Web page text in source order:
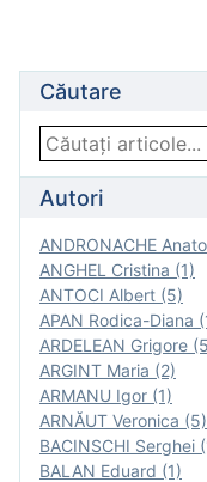
Căutare
Autori
ANDRONACHE
ANGHEL Cristina (1)
ANTOCI Albert (5)
APAN Rodica-Diana
ARDELEAN Grigore
ARGINT Maria (2)
ARMANU Igor (1)
ARNĂUT Veronica (5)
BACINSCHI Serghei
BALAN Eduard (1)